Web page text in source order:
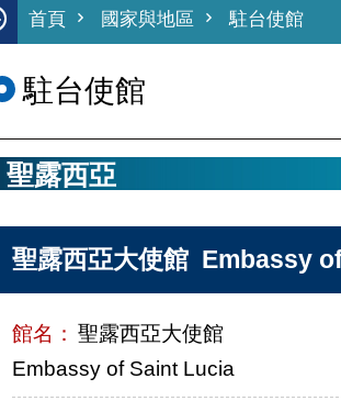
首頁 國家與地區 駐台使館
駐台使館
聖露西亞
聖露西亞大使館 Embassy
館名： 聖露西亞大使館
Embassy of Saint Lucia